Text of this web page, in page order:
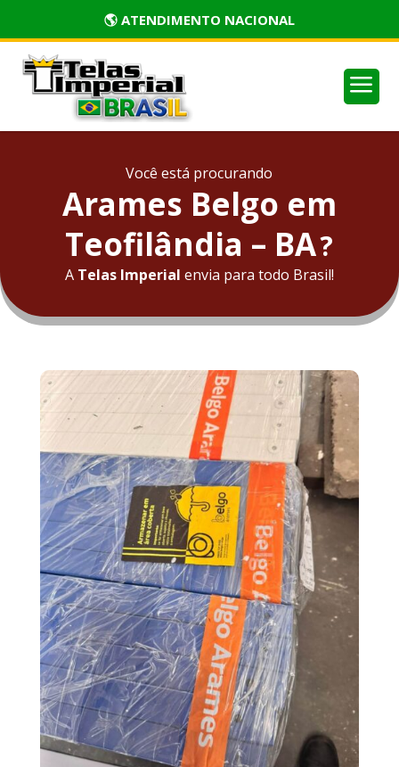
🏅 PRODUTOS CERTIFICADOS
a
Você está procurando
Arames Belgo em
Teofilândia – BA?
A Telas Imperial envia para todo Brasil!